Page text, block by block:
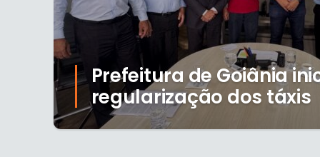
Prefeitura de Goiânia
regularização dos táxis